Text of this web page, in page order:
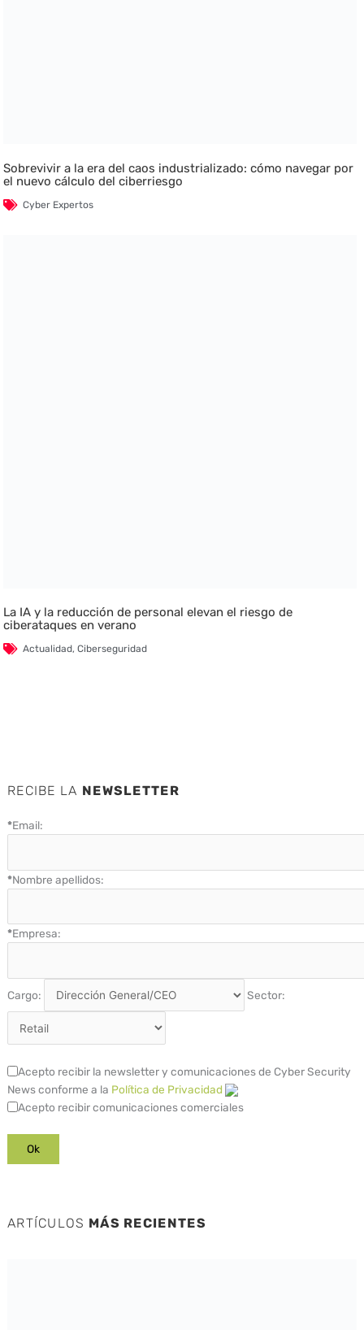
Sobrevivir a la era del caos industrializado: cómo navegar por
el nuevo cálculo del ciberriesgo
Cyber Expertos
La IA y la reducción de personal elevan el riesgo de
ciberataques en verano
Actualidad,Ciberseguridad
RECIBE LA NEWSLETTER
*Email:
*Nombre apellidos:
*Empresa:
Cargo: Sector:
Acepto recibir la newsletter y comunicaciones de Cyber Security
News conforme a la Política de Privacidad
Acepto recibir comunicaciones comerciales
ARTÍCULOS MÁS RECIENTES